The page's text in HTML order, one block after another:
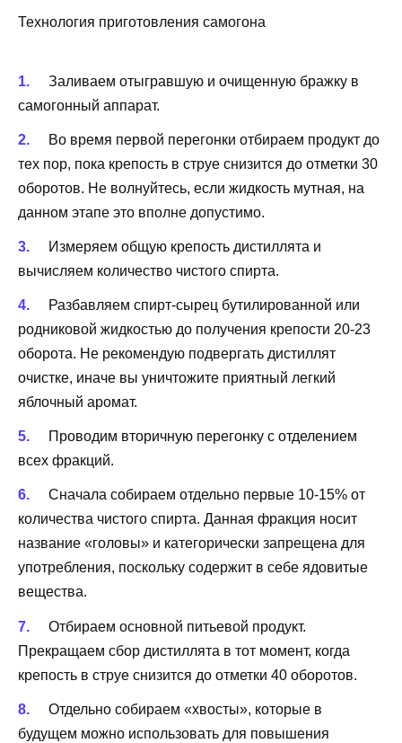
Технология приготовления самогона
Заливаем отыгравшую и очищенную бражку в
самогонный аппарат.
Во время первой перегонки отбираем продукт до
тех пор, пока крепость в струе снизится до отметки 30
оборотов. Не волнуйтесь, если жидкость мутная, на
данном этапе это вполне допустимо.
Измеряем общую крепость дистиллята и
вычисляем количество чистого спирта.
Разбавляем спирт-сырец бутилированной или
родниковой жидкостью до получения крепости 20-23
оборота. Не рекомендую подвергать дистиллят
очистке, иначе вы уничтожите приятный легкий
яблочный аромат.
Проводим вторичную перегонку с отделением
всех фракций.
Сначала собираем отдельно первые 10-15% от
количества чистого спирта. Данная фракция носит
название «головы» и категорически запрещена для
употребления, поскольку содержит в себе ядовитые
вещества.
Отбираем основной питьевой продукт.
Прекращаем сбор дистиллята в тот момент, когда
крепость в струе снизится до отметки 40 оборотов.
Отдельно собираем «хвосты», которые в
будущем можно использовать для повышения